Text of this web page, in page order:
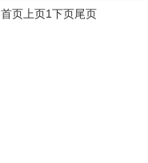
首页 上页1下页尾页